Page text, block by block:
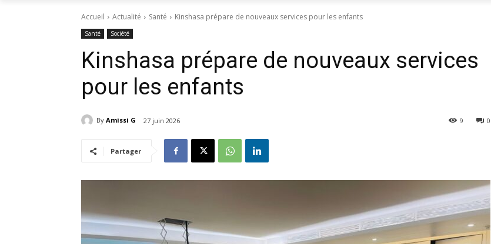
Accueil Actualité Santé Kinshasa prépare de nouveaux services pour les enfants
Santé Société
Kinshasa prépare de nouveaux services
pour les enfants
By Amissi G 27 juin 2026 0
9
Partager